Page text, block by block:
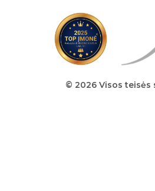
© 2026 Visos teisės